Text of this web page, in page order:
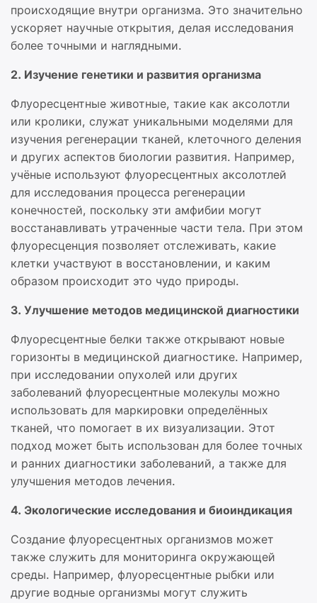
происходящие внутри организма. Это значительно
ускоряет научные открытия, делая исследования
более точными и наглядными.
2. Изучение генетики и развития организма
Флуоресцентные животные, такие как аксолотли
или кролики, служат уникальными моделями для
изучения регенерации тканей, клеточного деления
и других аспектов биологии развития. Например,
учёные используют флуоресцентных аксолотлей
для исследования процесса регенерации
конечностей, поскольку эти амфибии могут
восстанавливать утраченные части тела. При этом
флуоресценция позволяет отслеживать, какие
клетки участвуют в восстановлении, и каким
образом происходит это чудо природы.
3. Улучшение методов медицинской диагностики
Флуоресцентные белки также открывают новые
горизонты в медицинской диагностике. Например,
при исследовании опухолей или других
заболеваний флуоресцентные молекулы можно
использовать для маркировки определённых
тканей, что помогает в их визуализации. Этот
подход может быть использован для более точных
и ранних диагностики заболеваний, а также для
улучшения методов лечения.
4. Экологические исследования и биоиндикация
Создание флуоресцентных организмов может
также служить для мониторинга окружающей
среды. Например, флуоресцентные рыбки или
другие водные организмы могут служить